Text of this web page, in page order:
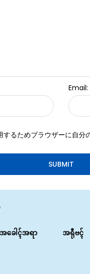
Email:
るためブラウザーに自分
အခေါၚ်အရာ အရီုဗၚ်